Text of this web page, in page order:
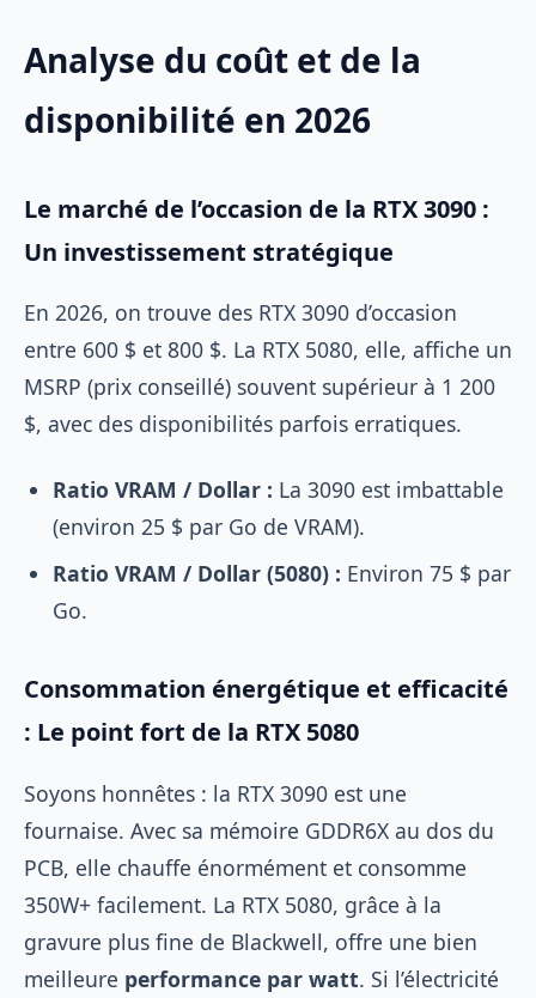
Analyse du coût et de la
disponibilité en 2026
Le marché de l’occasion de la RTX 3090 :
Un investissement stratégique
En 2026, on trouve des RTX 3090 d’occasion
entre 600 $ et 800 $. La RTX 5080, elle, affiche un
MSRP (prix conseillé) souvent supérieur à 1 200
$, avec des disponibilités parfois erratiques.
Ratio VRAM / Dollar : La 3090 est imbattable
(environ 25 $ par Go de VRAM).
Ratio VRAM / Dollar (5080) : Environ 75 $ par
Go.
Consommation énergétique et efficacité
: Le point fort de la RTX 5080
Soyons honnêtes : la RTX 3090 est une
fournaise. Avec sa mémoire GDDR6X au dos du
PCB, elle chauffe énormément et consomme
350W+ facilement. La RTX 5080, grâce à la
gravure plus fine de Blackwell, offre une bien
meilleure performance par watt. Si l’électricité